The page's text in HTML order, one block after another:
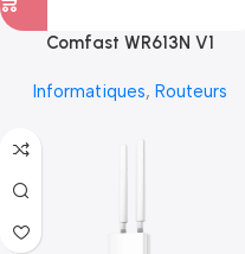
Comfast WR613N V1
Informatiques, Routeurs